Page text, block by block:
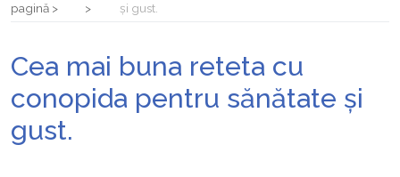
pagină
și gust.
Cea mai buna reteta cu
conopida pentru sănătate și
gust.